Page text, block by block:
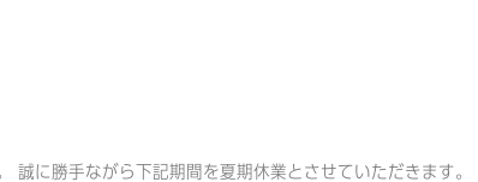
誠に勝手ながら下記期間を夏期休業とさせていただきます